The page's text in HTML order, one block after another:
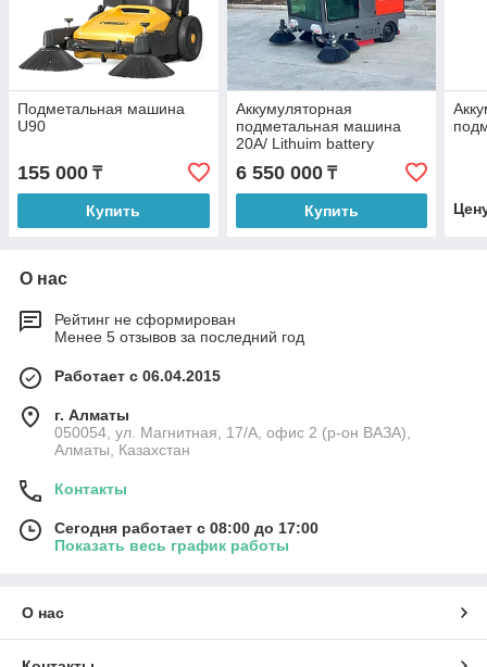
Подметальная машина
U90
155 000 ₸
Купить
Аккумуляторная
подметальная машина
20A/ Lithuim battery
6 550 000₸
Купить
О нас
Рейтинг не сформирован
Менее 5 отзывов за последний год
Работает с 06.04.2015
г. Алматы
050054, ул. Магнитная, 17/А, офис 2 (р-он ВАЗА),
Алматы, Казахстан
Контакты
Сегодня работает с 08:00 до 17:00
Показать весь график работы
О нас